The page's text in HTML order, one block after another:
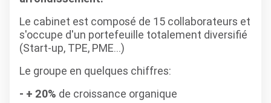
Le cabinet est composé de 15 collaborateurs et
s'occupe d'un portefeuille totalement diversifié
(Start-up, TPE, PME...)
Le groupe en quelques chiffres:
- + 20% de croissance organique